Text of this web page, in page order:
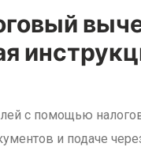
с помощью
и подаче